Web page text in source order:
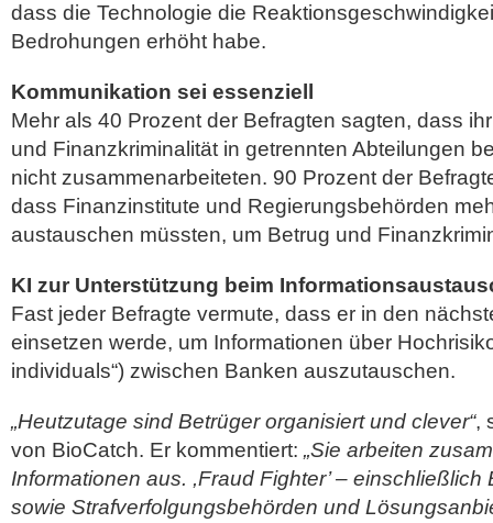
dass die Technologie die
Bedrohungen erhöht habe.
Kommunikation sei essenziell
Mehr als 40 Prozent der Befragten sagten, dass
und Finanzkriminalität in getrennten Abteilungen
nicht zusammenarbeiteten. 90 Prozent der
dass Finanzinstitute und Regierungsbehörden
austauschen müssten, um Betrug und
KI zur Unterstützung beim
Fast jeder Befragte vermute, dass er in den
einsetzen werde, um Informationen über
individuals“) zwischen Banken auszutauschen.
„Heutzutage sind Betrüger organisiert und clever“,
von BioCatch. Er kommentiert: „Sie arbeiten
Informationen aus. ,Fraud Fighter’ –
sowie Strafverfolgungsbehörden und